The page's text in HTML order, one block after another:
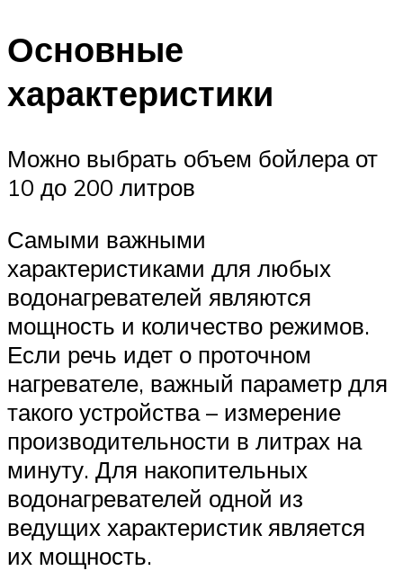
Основные
характеристики
Можно выбрать объем бойлера от
10 до 200 литров
Самыми важными
характеристиками для любых
водонагревателей являются
мощность и количество режимов.
Если речь идет о проточном
нагревателе, важный параметр для
такого устройства – измерение
производительности в литрах на
минуту. Для накопительных
водонагревателей одной из
ведущих характеристик является
их мощность.